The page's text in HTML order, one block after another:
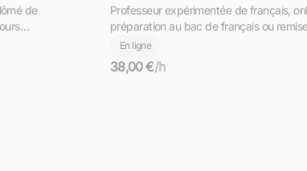
LYCEE -
Deutsch
Professeur expérimentée de français,
préparation au bac de français ou
grammaire, orthographe et conjugaison.
En ligne
38,00 €/h